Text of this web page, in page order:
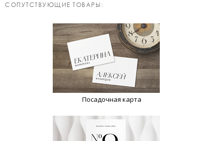
CОПУТСТВУЮЩИЕ ТОВАРЫ:
Посадочная карта